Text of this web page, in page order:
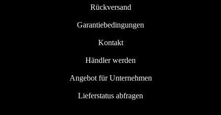
Rückversand
Garantiebedingungen
Kontakt
Händler werden
Angebot für Unternehmen
Lieferstatus abfragen